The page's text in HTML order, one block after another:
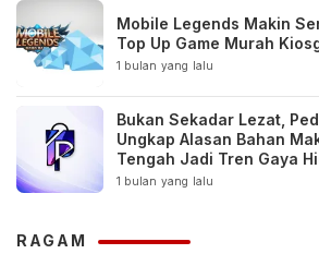
Mobile Legends Makin
Top Up Game Murah
1 bulan yang lalu
Bukan Sekadar Lezat,
Ungkap Alasan Bahan
Tengah Jadi Tren Gaya
1 bulan yang lalu
RAGAM